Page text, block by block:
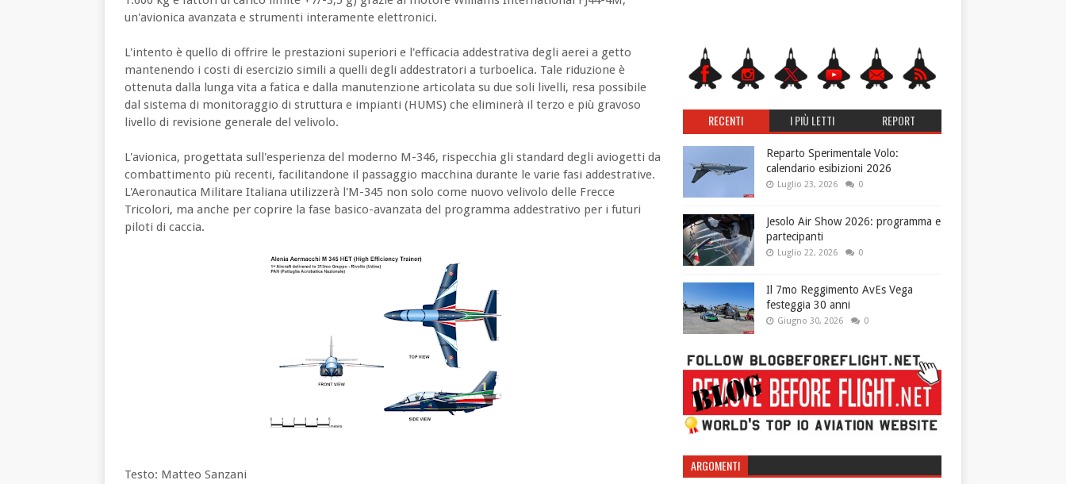
un'avionica avanzata e strumenti interamente elettronici.
L'intento è quello di offrire le prestazioni superiori e l'efficacia addestrativa degli aerei a getto
mantenendo i costi di esercizio simili a quelli degli addestratori a turboelica. Tale riduzione è
ottenuta dalla lunga vita a fatica e dalla manutenzione articolata su due soli livelli, resa possibile
dal sistema di monitoraggio di struttura e impianti (HUMS) che eliminerà il terzo e più gravoso
livello di revisione generale del velivolo.
L'avionica, progettata sull'esperienza del moderno M-346, rispecchia gli standard degli aviogetti da
combattimento più recenti, facilitandone il passaggio macchina durante le varie fasi addestrative.
L'Aeronautica Militare Italiana utilizzerà l'M-345 non solo come nuovo velivolo delle Frecce
Tricolori, ma anche per coprire la fase basico-avanzata del programma addestrativo per i futuri
piloti di caccia.
Testo: Matteo Sanzani
RECENTI I PIÙ LETTI REPORT
Reparto Sperimentale Volo:
calendario esibizioni 2026
Luglio 23, 2026 0
Jesolo Air Show 2026: programma e
partecipanti
Luglio 22, 2026 0
Il 7mo Reggimento AvEs Vega
festeggia 30 anni
Giugno 30, 2026 0
ARGOMENTI